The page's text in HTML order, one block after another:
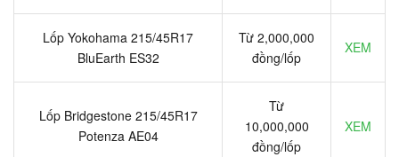
Lốp Yokohama 215/45R17
BluEarth ES32
Từ 2,000,000
đồng/lốp
XEM
Lốp Bridgestone 215/45R17
Potenza AE04
Từ
10,000,000
đồng/lốp
XEM